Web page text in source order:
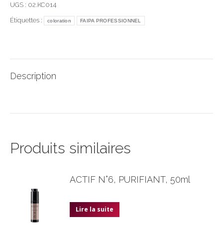
UGS : 02.KC014
Étiquettes : coloration FAIPA PROFESSIONNEL
Description
Produits similaires
ACTIF N°6, PURIFIANT, 50ml
Lire la suite